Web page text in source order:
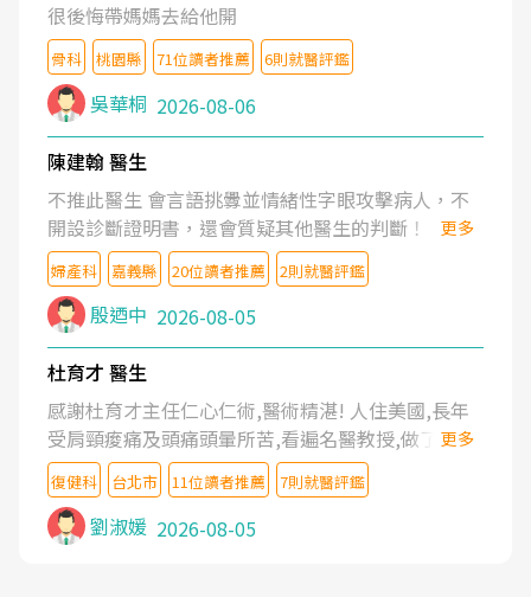
很後悔帶媽媽去給他開
骨科 桃園縣 71位讀者推薦 6則就醫評鑑
吳華桐 2026-08-06
陳建翰 醫生
不推此醫生 會言語挑釁並情緒性字眼攻擊病人，不
開設診斷證明書，還會質疑其他醫生的判斷！
更多
婦產科 嘉義縣 20位讀者推薦 2則就醫評鑑
殷迺中 2026-08-05
杜育才 醫生
感謝杜育才主任仁心仁術,醫術精湛! 人住美國,長年
受肩頸痠痛及頭痛頭暈所苦,看遍名醫教授,做了各種
檢查,也嘗試過西醫打針,中醫針灸及物理徒手治療都
沒有用,後來連吃到嗎啡類止痛藥都效果有限,只是壓
症狀,沒多久就痛起來,多年失眠嚴重影響生活品質.
台灣親友介紹忠孝醫院杜育才主任是頸頭症候群專
更多
復健科 台北市 11位讀者推薦 7則就醫評鑑
劉淑媛 2026-08-05